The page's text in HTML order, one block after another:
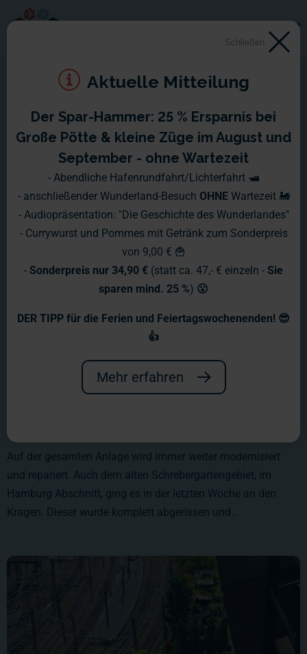
Montag, 28.04. - Sonntag,
04.05.2008
Ein langes Wochenende ist nun leider vorbei, aber damit ist
es wieder an der Zeit für einen neuen Wochenbericht.
Auf der gesamten Anlage wird immer weiter modernisiert
und repariert. Auch dem alten Schrebergartengebiet, im
Hamburg Abschnitt, ging es in der letzten Woche an den
Kragen. Dieser wurde komplett abgerissen und…
Schließen
Aktuelle Mitteilung
Der Spar-Hammer: 25 % Ersparnis bei
Große Pötte & kleine Züge im August und
September - ohne Wartezeit
- Abendliche Hafenrundfahrt/Lichterfahrt 🛥️
- anschließender Wunderland-Besuch OHNE Wartezeit 🚂
- Audiopräsentation: "Die Geschichte des Wunderlandes"
- Currywurst und Pommes mit Getränk zum Sonderpreis
von 9,00 € 🍟
- Sonderpreis nur 34,90 € (statt ca. 47,- € einzeln - Sie
sparen mind. 25 %) 😮
DER TIPP für die Ferien und Feiertagswochenenden! 😎
👍
Mehr erfahren